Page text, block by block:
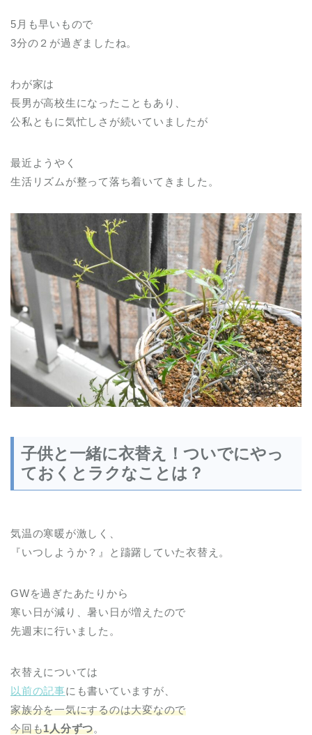
5月も早いもので
3分の２が過ぎましたね。
わが家は
長男が高校生になったこともあり、
公私ともに気忙しさが続いていましたが
最近ようやく
生活リズムが整って落ち着いてきました。
子供と一緒に衣替え！ついでにやっ
ておくとラクなことは？
気温の寒暖が激しく、
『いつしようか？』と躊躇していた衣替え。
GWを過ぎたあたりから
寒い日が減り、暑い日が増えたので
先週末に行いました。
衣替えについては
以前の記事にも書いていますが、
家族分を一気にするのは大変なので
今回も1人分ずつ。